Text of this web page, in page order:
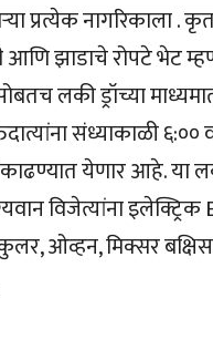
प्रत्येक नागरिकाला .
आणि झाडाचे रोपटे भेट
लकी ड्रॉच्या
संध्याकाळी
काढण्यात येणार आहे. या
विजेत्यांना इलेक्ट्रिक
ओव्हन, मिक्सर